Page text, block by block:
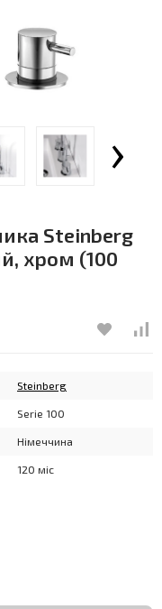
›
Steinberg
хром (100
Steinberg
Serie 100
Німеччина
120 міс